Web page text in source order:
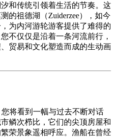
和传统引领着生活的节奏。这
的祖德湖（Zuiderzee），如今
为内河游轮游客提供了难得的
不仅仅是沿着一条河流前行，
贸易和文化塑造而成的生动画
您将看到一幅与过去不断对话
鳞次栉比，它们的尖顶房屋和
荣景象遥相呼应。渔船在曾经